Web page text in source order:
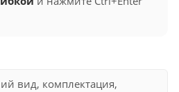
вид, комплектация,